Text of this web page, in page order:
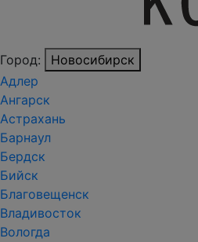
Город:
Новосибирск
Адлер
Ангарск
Астрахань
Барнаул
Бердск
Бийск
Благовещенск
Владивосток
Вологда